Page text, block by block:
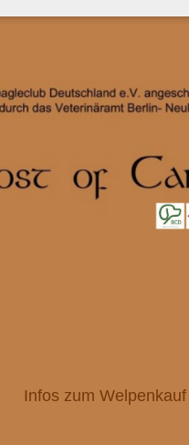
Infos zum Welpenkauf